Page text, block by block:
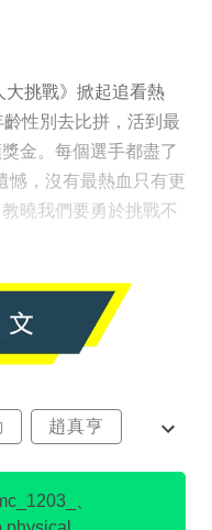
大挑戰》掀起追看熱
性別去比拼，活到最
金。每個選手都盡了
憾，沒有最熱血只有更
曉我們要勇於挑戰不
趙真亨
、